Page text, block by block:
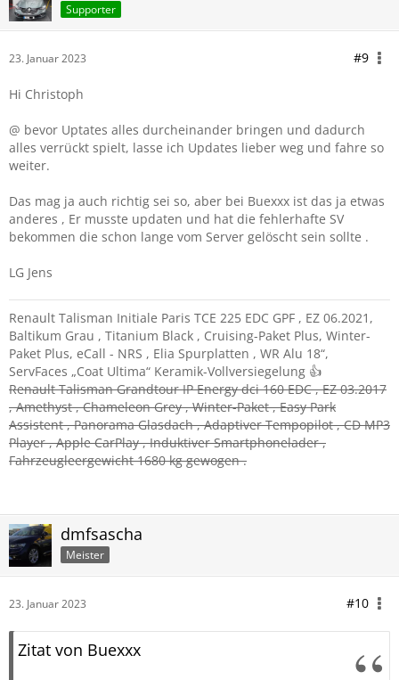
Supporter
23. Januar 2023 #9
Hi Christoph
@ bevor Uptates alles durcheinander bringen und dadurch
alles verrückt spielt, lasse ich Updates lieber weg und fahre so
weiter.
Das mag ja auch richtig sei so, aber bei Buexxx ist das ja etwas
anderes , Er musste updaten und hat die fehlerhafte SV
bekommen die schon lange vom Server gelöscht sein sollte .
LG Jens
Renault Talisman Initiale Paris TCE 225 EDC GPF , EZ 06.2021,
Baltikum Grau , Titanium Black , Cruising-Paket Plus, Winter-
Paket Plus, eCall - NRS , Elia Spurplatten , WR Alu 18“,
ServFaces „Coat Ultima“ Keramik-Vollversiegelung 👍
Renault Talisman Grandtour IP Energy dci 160 EDC , EZ 03.2017
, Amethyst , Chameleon Grey , Winter-Paket , Easy Park
Assistent , Panorama Glasdach , Adaptiver Tempopilot , CD MP3
Player , Apple CarPlay , Induktiver Smartphonelader ,
Fahrzeugleergewicht 1680 kg gewogen .
dmfsascha
Meister
23. Januar 2023 #10
Zitat von Buexxx